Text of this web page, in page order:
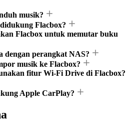
musik?
Flacbox?
Flacbox untuk memutar buku
dengan perangkat NAS?
musik ke Flacbox?
fitur Wi-Fi Drive di Flacbox?
Apple CarPlay?